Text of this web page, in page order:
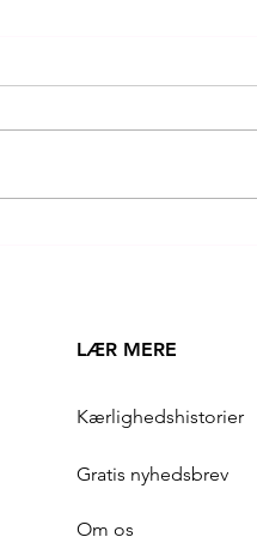
LÆR MERE
Kærlighedshistorier
Gratis nyhedsbrev
Om os